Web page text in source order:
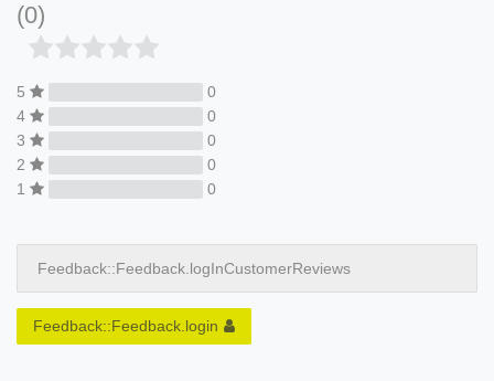
(0)
5
0
4
0
3
0
2
0
1
0
Feedback::Feedback.logInCustomerReviews
Feedback::Feedback.login